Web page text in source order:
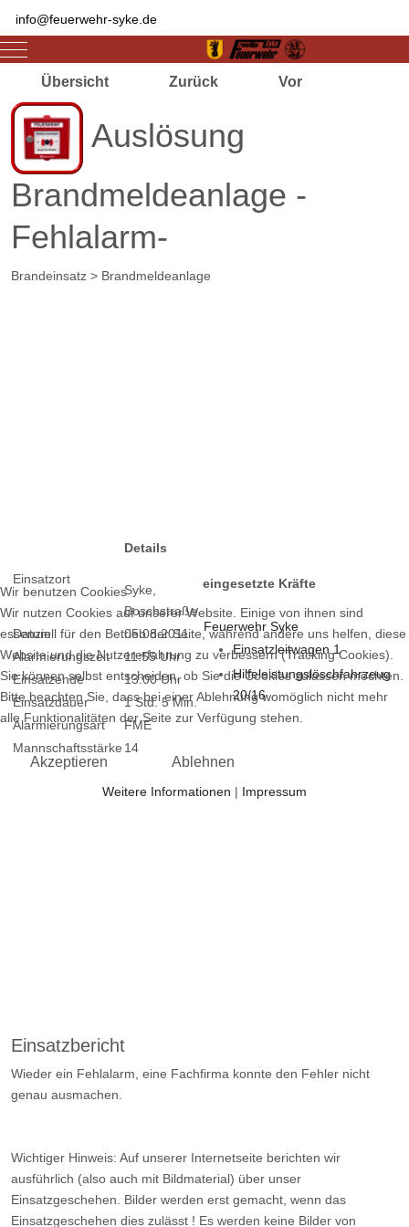
info@feuerwehr-syke.de
Mobile Menu Toggle
Übersicht Zurück Vor
Auslösung
Brandmeldeanlage -
Fehlalarm-
Brandeinsatz > Brandmeldeanlage
Einsatzort
Details
Syke,
Boschstraße
Datum
05.08.2011
Alarmierungszeit
11:55 Uhr
Einsatzende
13:00 Uhr
Einsatzdauer
1 Std. 5 Min.
Alarmierungsart
FME
Mannschaftsstärke 14
eingesetzte Kräfte
Feuerwehr Syke
Einsatzleitwagen 1
Hilfeleistungslöschfahrzeug
20/16
Einsatzbericht
Wieder ein Fehlalarm, eine Fachfirma konnte den Fehler nicht
genau ausmachen.
Wichtiger Hinweis: Auf unserer Internetseite berichten wir
ausführlich (also auch mit Bildmaterial) über unser
Einsatzgeschehen. Bilder werden erst gemacht, wenn das
Einsatzgeschehen dies zulässt ! Es werden keine Bilder von
Wir benutzen Cookies
Wir nutzen Cookies auf unserer Website. Einige von ihnen sind
essenziell für den Betrieb der Seite, während andere uns helfen, diese
Website und die Nutzererfahrung zu verbessern (Tracking Cookies).
Sie können selbst entscheiden, ob Sie die Cookies zulassen möchten.
Bitte beachten Sie, dass bei einer Ablehnung womöglich nicht mehr
alle Funktionalitäten der Seite zur Verfügung stehen.
Akzeptieren Ablehnen
Weitere Informationen | Impressum